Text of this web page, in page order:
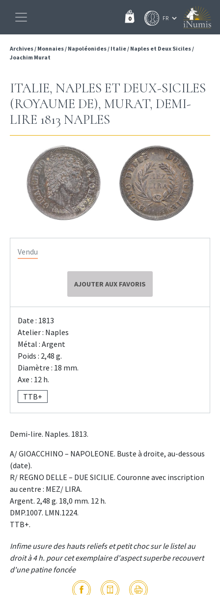
0
Archives/ Monnaies/ Napoléonides/ Italie/ Naples et Deux Siciles/
Joachim Murat
ITALIE, NAPLES ET DEUX-SICILES
(ROYAUME DE), MURAT, DEMI-
LIRE 1813 NAPLES
Vendu
AJOUTER AUX FAVORIS
Date : 1813
Atelier : Naples
Métal : Argent
Poids : 2,48 g.
Diamètre : 18 mm.
Axe : 12 h.
TTB+
Demi-lire. Naples. 1813.
A/ GIOACCHINO – NAPOLEONE. Buste à droite, au-dessous
(date).
R/ REGNO DELLE – DUE SICILIE. Couronne avec inscription
au centre : MEZ/ LIRA.
Argent. 2,48 g. 18,0 mm. 12 h.
DMP.1007. LMN.1224.
TTB+.
Infime usure des hauts reliefs et petit choc sur le listel au
droit à 4 h. pour cet exemplaire d'aspect superbe recouvert
d'une patine foncée